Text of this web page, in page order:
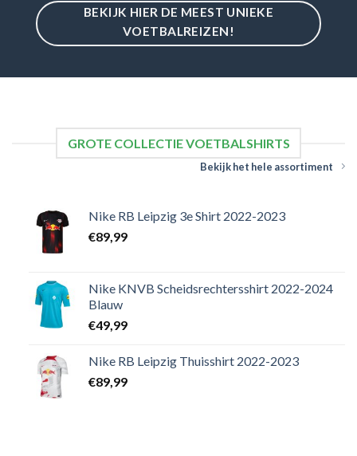
BEKIJK HIER DE MEEST UNIEKE
VOETBALREIZEN!
GROTE COLLECTIE VOETBALSHIRTS
Bekijk het hele assortiment
Nike RB Leipzig 3e Shirt 2022-2023
€89,99
Nike KNVB Scheidsrechtersshirt 2022-2024
Blauw
€49,99
Nike RB Leipzig Thuisshirt 2022-2023
€89,99